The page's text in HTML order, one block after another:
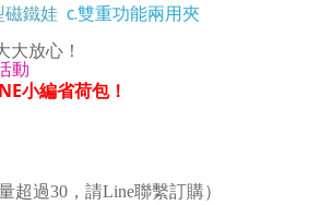
磁鐵娃 c.雙重功能兩用夾
大放心！
動
小編省荷包！
超過30，請Line聯繫訂購）